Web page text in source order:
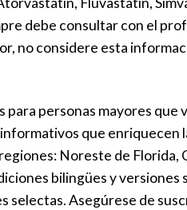
debe consultar con el
no considere esta
personas mayores que
que enriquecen
Noreste de Florida,
bilingües y versiones
selectas. Asegúrese de